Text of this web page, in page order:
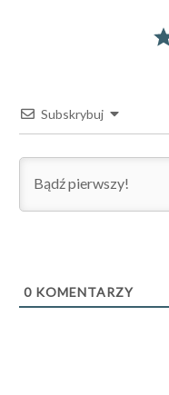
Subskrybuj
0 KOMENTARZY